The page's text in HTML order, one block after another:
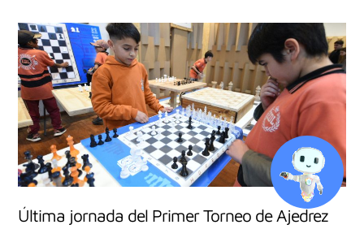
Última jornada del Primer Torneo de Ajedrez